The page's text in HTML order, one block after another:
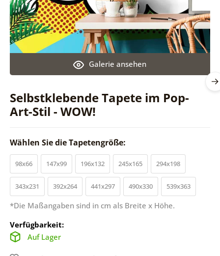
Selbstklebende Tapete im Pop-
Art-Stil - WOW!
Galerie ansehen
Wählen Sie die Tapetengröße:
98x66 147x99 196x132 245x165 294x198
343x231 392x264 441x297 490x330 539x363
*Die Maßangaben sind in cm als Breite x Höhe.
Verfügbarkeit:
Auf Lager